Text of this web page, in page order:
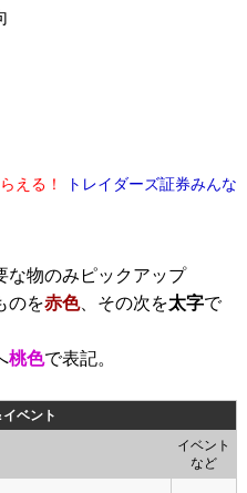
える！
トレイダーズ証券みんな
な物のみピックアップ
のを赤色、その次を太字で
桃色で表記。
ベント
イベント
など